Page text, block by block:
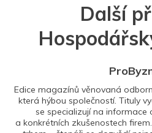
Další
Edice magazínů věnovaná
která hýbou společností. Tituly
se specializují na informace
a konkrétních zkušenostech